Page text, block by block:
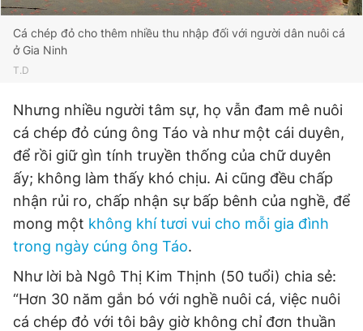
Cá chép đỏ cho thêm nhiều thu nhập đối với người dân nuôi cá
ở Gia Ninh
T.D
Nhưng nhiều người tâm sự, họ vẫn đam mê nuôi
cá chép đỏ cúng ông Táo và như một cái duyên,
để rồi giữ gìn tính truyền thống của chữ duyên
ấy; không làm thấy khó chịu. Ai cũng đều chấp
nhận rủi ro, chấp nhận sự bấp bênh của nghề, để
mong một không khí tươi vui cho mỗi gia đình
trong ngày cúng ông Táo.
Như lời bà Ngô Thị Kim Thịnh (50 tuổi) chia sẻ:
“Hơn 30 năm gắn bó với nghề nuôi cá, việc nuôi
cá chép đỏ với tôi bây giờ không chỉ đơn thuần